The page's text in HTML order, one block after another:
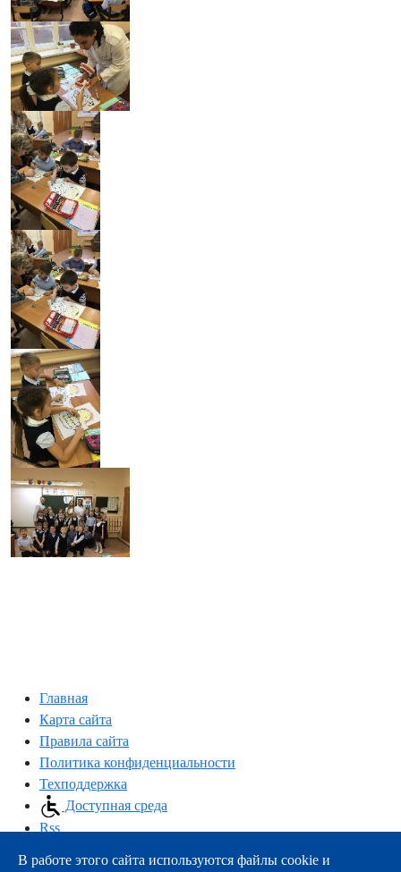
Главная
Карта сайта
Правила сайта
Политика конфиденциальности
Техподдержка
Доступная среда
Rss
163000, г.Архангельск, пр-т Троицкий, 51
В работе этого сайта используются файлы cookie и